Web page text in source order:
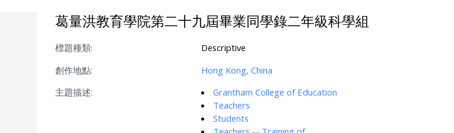
葛量洪教育學院第二十九屆畢業同學錄二年級科學組
標題種類:
Descriptive
創作地點:
Hong Kong, China
主題描述:
Grantham College of Education
Teachers
Students